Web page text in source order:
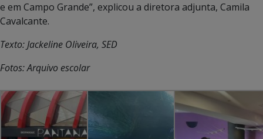
e em Campo Grande”, explicou a diretora adjunta, Camila
Cavalcante.
Texto: Jackeline Oliveira, SED
Fotos: Arquivo escolar